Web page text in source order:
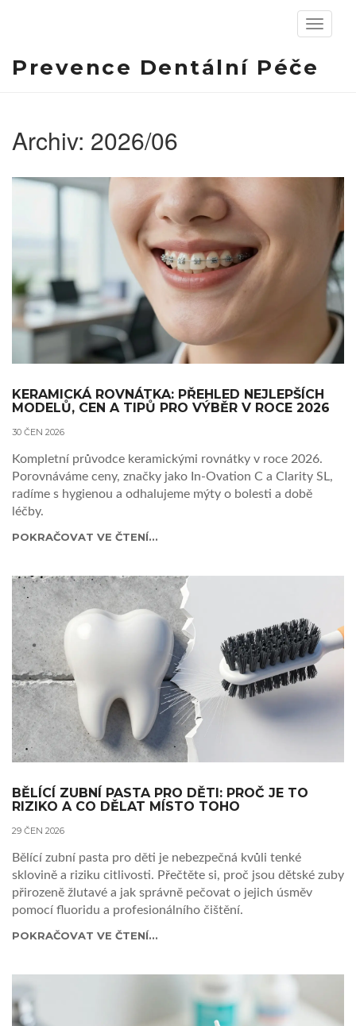
Zobrazit
navigaci
Prevence Dentální Péče
Archiv: 2026/06
KERAMICKÁ ROVNÁTKA: PŘEHLED NEJLEPŠÍCH
MODELŮ, CEN A TIPŮ PRO VÝBĚR V ROCE 2026
30 ČEN 2026
Kompletní průvodce keramickými rovnátky v roce 2026.
Porovnáváme ceny, značky jako In-Ovation C a Clarity SL,
radíme s hygienou a odhalujeme mýty o bolesti a době
léčby.
POKRAČOVAT VE ČTENÍ...
BĚLÍCÍ ZUBNÍ PASTA PRO DĚTI: PROČ JE TO
RIZIKO A CO DĚLAT MÍSTO TOHO
29 ČEN 2026
Bělící zubní pasta pro děti je nebezpečná kvůli tenké
sklovině a riziku citlivosti. Přečtěte si, proč jsou dětské zuby
přirozeně žlutavé a jak správně pečovat o jejich úsměv
pomocí fluoridu a profesionálního čištění.
POKRAČOVAT VE ČTENÍ...